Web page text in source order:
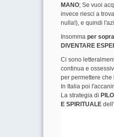
MANO; Se vuoi
invece riesci a
nulla!), e quindi
Insomma per
DIVENTARE
Ci sono
continua e
per permettere
In Italia poi
La strategia di
E SPIRITUALE